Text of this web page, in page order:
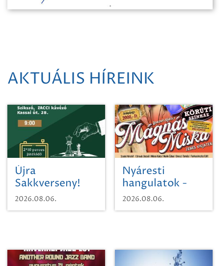
AKTUÁLIS HÍREINK
Újra
Sakkverseny!
2026.08.06.
Nyáresti
hangulatok -
Mágnás Miska
2026.08.06.